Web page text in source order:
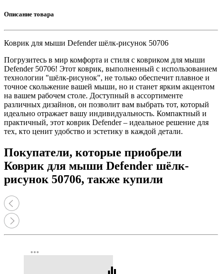
Описание товара
Коврик для мыши Defender шёлк-рисунок 50706
Погрузитесь в мир комфорта и стиля с ковриком для мыши
Defender 50706! Этот коврик, выполненный с использованием
технологии "шёлк-рисунок", не только обеспечит плавное и
точное скольжение вашей мыши, но и станет ярким акцентом
на вашем рабочем столе. Доступный в ассортименте
различных дизайнов, он позволит вам выбрать тот, который
идеально отражает вашу индивидуальность. Компактный и
практичный, этот коврик Defender – идеальное решение для
тех, кто ценит удобство и эстетику в каждой детали.
Покупатели, которые приобрели
Коврик для мыши Defender шёлк-
рисунок 50706, также купили
more_horiz
equalizer